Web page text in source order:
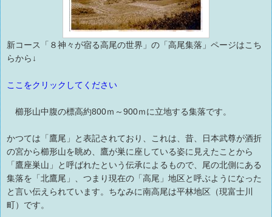
新コース「８神々が宿る高尾の世界」の「高尾集落」ページはこち
らから↓
ここをクリックしてください
櫛形山中腹の標高約800ｍ～900ｍに立地する集落です。
かつては「鷹尾」と表記されており、これは、昔、日本武尊が酒折
の宮から櫛形山を眺め、鷹が巣に座している姿に見えたことから
「鷹座巣山」と呼ばれたという伝承によるもので、尾の北側にある
集落を「北鷹尾」、つまり現在の「高尾」地区と呼ぶようになった
と言い伝えられています。ちなみに南高尾は平林地区（現富士川
町）です。